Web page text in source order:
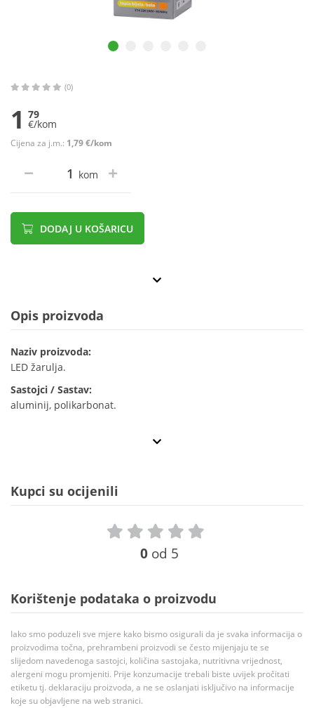
(0)
1 79
€/kom
Cijena za j.m.: 1,79 €/kom
kom
DODAJ U KOŠARICU
Opis proizvoda
Naziv proizvoda:
LED žarulja.
Sastojci / Sastav:
aluminij, polikarbonat.
Kupci su ocijenili
0 od 5
Korištenje podataka o proizvodu
Iako smo poduzeli sve mjere kako bismo osigurali da je svaka informacija o
proizvodima točna, prehrambeni proizvodi se često mijenjaju te se
slijedom navedenoga sastojci, količina sastojaka, nutritivna vrijednost,
alergeni mogu promjeniti. Prije konzumacije trebali biste uvijek pročitati
etiketu tj. deklaraciju proizvoda, a ne se oslanjati isključivo na informacije
koje su objavljene na web stranici.